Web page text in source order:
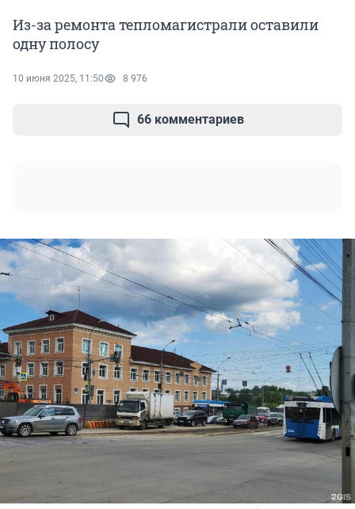
Из-за ремонта тепломагистрали оставили
одну полосу
10 июня 2025, 11:50 8 976
66 комментариев